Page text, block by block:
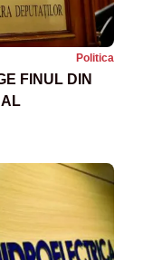
Politica
FINUL DIN